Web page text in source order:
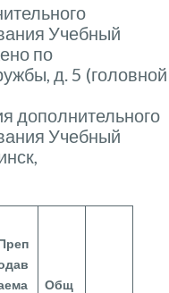
Учебный
по
д. 5 (головной
дополнительного
Учебный
Общ